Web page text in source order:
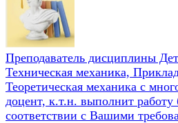
Преподаватель дисциплины
Техническая механика,
Теоретическая механика с
доцент, к.т.н. выполнит работу
соответствии с Вашими